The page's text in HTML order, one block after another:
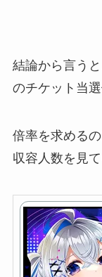
結論から言う
のチケット当
倍率を求める
収容人数を見